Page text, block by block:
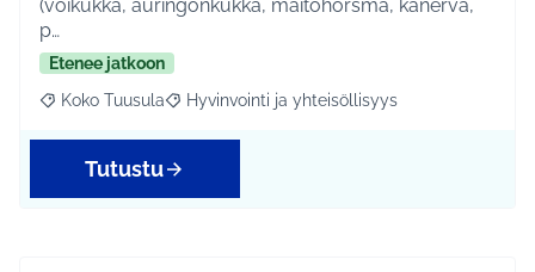
(voikukka, auringonkukka, maitohorsma, kanerva,
p…
Etenee jatkoon
Rajaa tulokset aihepiirin mukaan: Koko Tuusula
Koko Tuusula Rajaa tulokset teeman mukaan: Hyvinvointi ja
Hyvinvointi ja yhteisöllisyys
Tutustu